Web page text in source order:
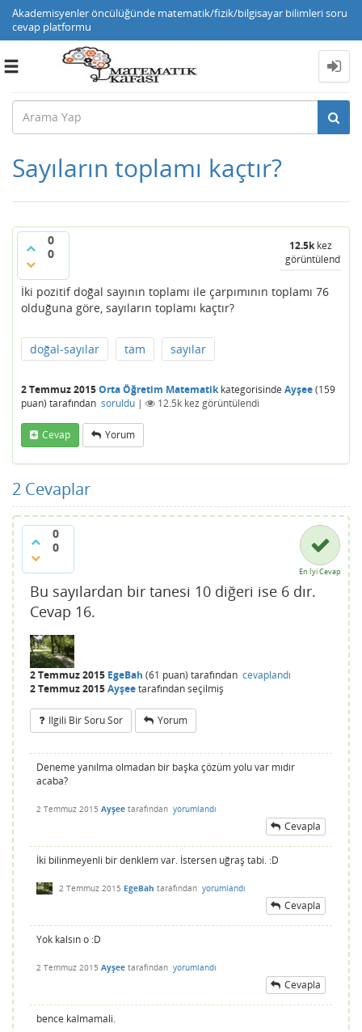
Akademisyenler öncülüğünde matematik/fizik/bilgisayar bilimleri soru
cevap platformu
Toggle
Sayıların toplamı kaçtır?
0
0
12.5kkez
görüntülendi
İki pozitif doğal sayının toplamı ile çarpımının toplamı 76
olduğuna göre, sayıların toplamı kaçtır?
doğal-sayılar tam sayılar
2 Temmuz 2015Orta Öğretim Matematikkategorisinde Ayşee(159
puan) tarafından soruldu | 12.5k kez görüntülendi
Cevap Yorum
2 Cevaplar
0
0
En İyi Cevap
Bu sayılardan bir tanesi 10 diğeri ise 6 dır.
Cevap 16.
2 Temmuz 2015 EgeBah (61 puan) tarafından cevaplandı
2 Temmuz 2015Ayşeetarafındanseçilmiş
Ilgili Bir Soru Sor Yorum
Deneme yanılma olmadan bir başka çözüm yolu var mıdır
acaba?
2 Temmuz 2015 Ayşee tarafından yorumlandı
Cevapla
İki bilinmeyenli bir denklem var. İstersen uğraş tabi. :D
2 Temmuz 2015 EgeBah tarafından yorumlandı
Cevapla
Yok kalsın o :D
2 Temmuz 2015 Ayşee tarafından yorumlandı
Cevapla
bence kalmamali.